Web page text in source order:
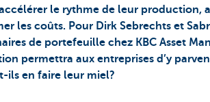
le rythme de leur production,
les coûts. Pour Dirk Sebrechts et
de portefeuille chez KBC Asset
permettra aux entreprises d’y
ils en faire leur miel?